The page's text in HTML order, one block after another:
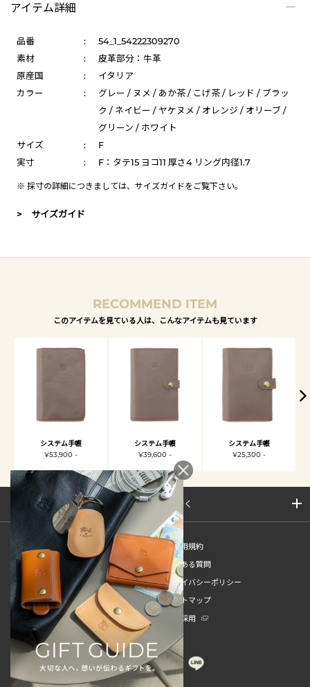
アイテム詳細
品番 :
54_1_54222309270
素材
:
皮革部分：牛革
原産国
:
イタリア
カラー
:
グレー / ヌメ / あか茶 / こげ茶 / レッド / ブラッ
ク / ネイビー / ヤケヌメ / オレンジ / オリーブ /
グリーン / ホワイト
サイズ
:
F
実寸
: F：タテ15 ヨコ11 厚さ4 リング内径1.7
※ 採寸の詳細につきましては、 サイズガイドをご覧下さい。
> サイズガイド
RECOMMEND ITEM
このアイテムを見ている人は、こんなアイテムも見ています
システム手帳
¥53,900 -
システム手帳
¥39,600 -
システム手帳
¥25,300 -
サイトマップを開く
新規会員登録
ご利用規約
ご利用ガイド
よくある質問
特定商取引法
プライバシーポリシー
お問い合わせ
サイトマップ
販売スタッフ中途採用
新卒採用